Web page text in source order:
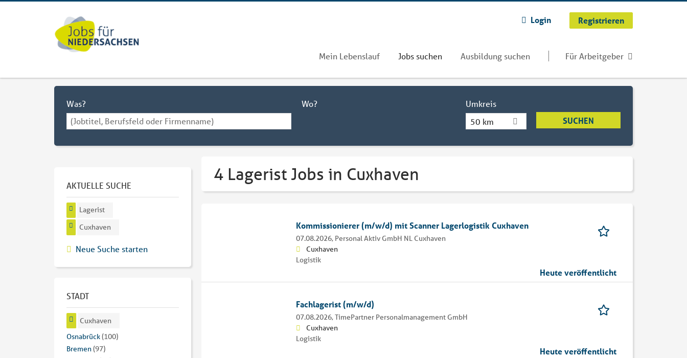
Login Registrieren
Mein Lebenslauf Jobs suchen Ausbildung suchen Für Arbeitgeber
Was? Wo?
Umkreis
50 km
4 Lagerist Jobs in Cuxhaven
Kommissionierer (m/w/d) mit Scanner Lagerlogistik Cuxhaven
07.08.2026, Personal Aktiv GmbH NL Cuxhaven
Cuxhaven
Logistik
Heute veröffentlicht
Fachlagerist (m/w/d)
07.08.2026,TimePartner Personalmanagement GmbH
Cuxhaven
Logistik
Heute veröffentlicht
AKTUELLE SUCHE
Lagerist
Cuxhaven
Neue Suche starten
STADT
Cuxhaven
Osnabrück(100)
Bremen(97)